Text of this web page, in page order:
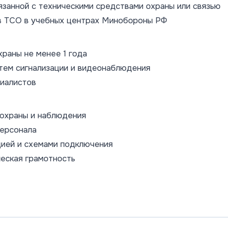
с техническими средствами охраны или связью
ТСО в учебных центрах Минобороны РФ
не менее 1 года
сигнализации и видеонаблюдения
и наблюдения
и схемами подключения
грамотность